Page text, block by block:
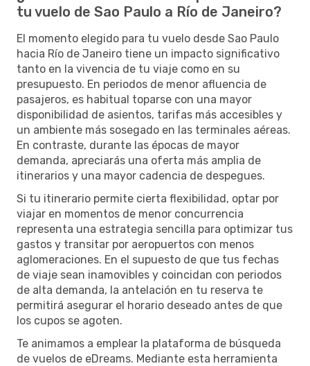
tu vuelo de Sao Paulo a Río de Janeiro?
El momento elegido para tu vuelo desde Sao Paulo
hacia Río de Janeiro tiene un impacto significativo
tanto en la vivencia de tu viaje como en su
presupuesto. En periodos de menor afluencia de
pasajeros, es habitual toparse con una mayor
disponibilidad de asientos, tarifas más accesibles y
un ambiente más sosegado en las terminales aéreas.
En contraste, durante las épocas de mayor
demanda, apreciarás una oferta más amplia de
itinerarios y una mayor cadencia de despegues.
Si tu itinerario permite cierta flexibilidad, optar por
viajar en momentos de menor concurrencia
representa una estrategia sencilla para optimizar tus
gastos y transitar por aeropuertos con menos
aglomeraciones. En el supuesto de que tus fechas
de viaje sean inamovibles y coincidan con periodos
de alta demanda, la antelación en tu reserva te
permitirá asegurar el horario deseado antes de que
los cupos se agoten.
Te animamos a emplear la plataforma de búsqueda
de vuelos de eDreams. Mediante esta herramienta